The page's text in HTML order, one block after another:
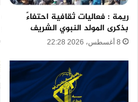
ريمة : فعاليات ثقافية احتفاءً
بذكرى المولد النبوي الشريف
8 أغسطس، 2026 22:28